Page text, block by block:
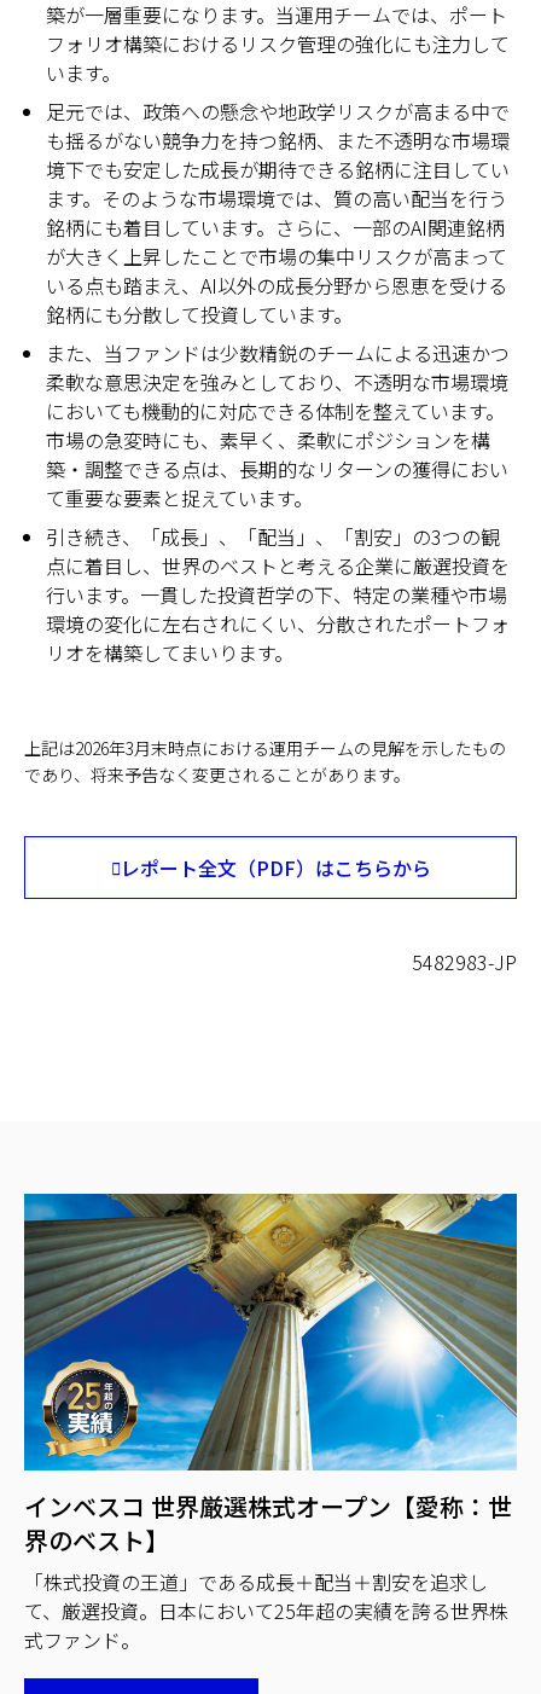
築が一層重要になります。当運用チームでは、ポート
フォリオ構築におけるリスク管理の強化にも注力して
います。
足元では、政策への懸念や地政学リスクが高まる中で
も揺るがない競争力を持つ銘柄、また不透明な市場環
境下でも安定した成長が期待できる銘柄に注目してい
ます。そのような市場環境では、質の高い配当を行う
銘柄にも着目しています。さらに、一部のAI関連銘柄
が大きく上昇したことで市場の集中リスクが高まって
いる点も踏まえ、AI以外の成長分野から恩恵を受ける
銘柄にも分散して投資しています。
また、当ファンドは少数精鋭のチームによる迅速かつ
柔軟な意思決定を強みとしており、不透明な市場環境
においても機動的に対応できる体制を整えています。
市場の急変時にも、素早く、柔軟にポジションを構
築・調整できる点は、長期的なリターンの獲得におい
て重要な要素と捉えています。
引き続き、「成長」、「配当」、「割安」の3つの観
点に着目し、世界のベストと考える企業に厳選投資を
行います。一貫した投資哲学の下、特定の業種や市場
環境の変化に左右されにくい、分散されたポートフォ
リオを構築してまいります。
上記は2026年3月末時点における運用チームの見解を示したもの
であり、将来予告なく変更されることがあります。
レポート全文（PDF）はこちらから
Opens
in
5482983-JP
インベスコ 世界厳選株式オープン【愛称：世
界のベスト】
「株式投資の王道」である成長＋配当＋割安を追求し
て、厳選投資。日本において25年超の実績を誇る世界株
式ファンド。